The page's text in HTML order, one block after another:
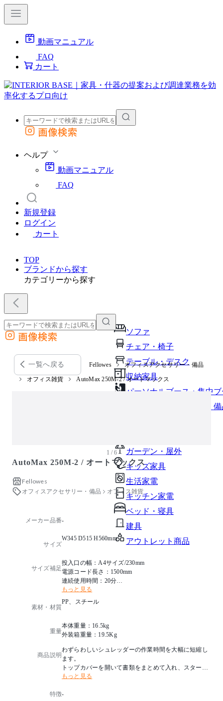
動画マニュアル
FAQ
カート
外部サイトの商品をカートに追加
画像検索
ヘルプ
動画マニュアル
FAQ
新規登録
ログイン
カート
TOP
ブランドから探す
カテゴリーから探す
ソファ
チェア・椅子
テーブル・デスク
収納家具
パーソナルブース・集中
オフィスアクセサリー・
ガーデン・屋外
キッズ家具
生活家電
キッチン家電
ベッド・寝具
建具
アウトレット商品
外部サイトの商品をカートに追加
他のサイトで見つけた商品ページのURLを貼り付けて、カートに追加できます
画像検索
一覧へ戻る Fellowes オフィスアクセサリー・備品
オフィス雑貨 AutoMax 250M-2 / オートマックス
1 / 6
AutoMax 250M-2 / オートマックス
Fellowes
オフィスアクセサリー・備品
オフィス雑貨
メーカー品番-
サイズ
W345 D515 H560mm
サイズ補足
投入口の幅：A4サイズ/230mm
電源コード長さ：1500mm
連続使用時間：20分
定格消費電力：450W
動作音：静音設計60dB(細断時65dB)
もっと見る
素材・材質
PP、スチール
重量
本体重量：16.5kg
外装箱重量：19.5Kg
商品説明
わずらわしいシュレッダーの作業時間を大幅に短縮し
ます。
トップカバーを開いて書類をまとめて入れ、スタート
ボタンを押すだけで、紙の投入を繰り返す必要なし、
もっと見る
特徴-